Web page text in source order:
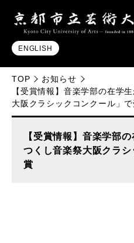
ENGLISH
TOP
お知らせ
【受賞情報】音楽学部の在学
大阪クラシックコンクール」
【受賞情報】音楽学部
つくし音楽祭大阪クラ
賞